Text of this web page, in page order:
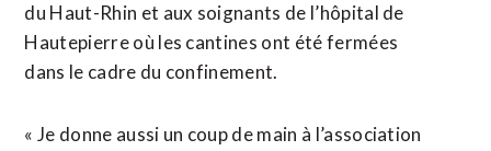
du Haut-Rhin et aux soignants de l’hôpital de
Hautepierre où les cantines ont été fermées
dans le cadre du confinement.
« Je donne aussi un coup de main à l’association